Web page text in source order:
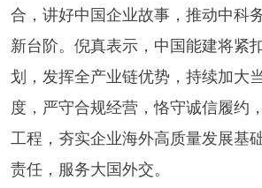
合，讲好中国企业故事，推动中科
新台阶。倪真表示，中国能建将紧
划，发挥全产业链优势，持续加大
度，严守合规经营，恪守诚信履约
工程，夯实企业海外高质量发展基
责任，服务大国外交。